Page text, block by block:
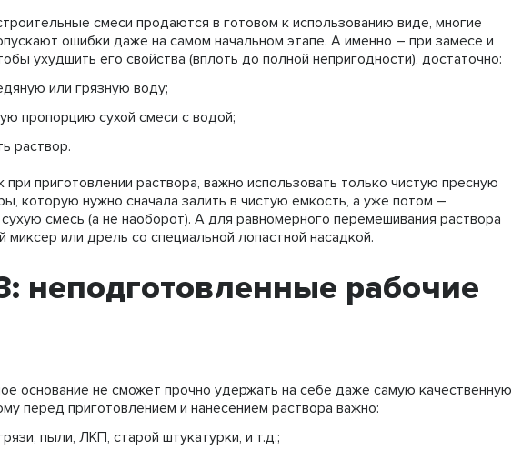
смеси продаются в готовом к использованию виде, многие
ошибки даже на самом начальном этапе. А именно – при замесе и
ухудшить его свойства (вплоть до полной непригодности), достаточно:
или грязную воду;
пропорцию сухой смеси с водой;
раствор.
приготовлении раствора, важно использовать только чистую пресную
которую нужно сначала залить в чистую емкость, а уже потом –
смесь (а не наоборот). А для равномерного перемешивания раствора
миксер или дрель со специальной лопастной насадкой.
рабочие
основание не сможет прочно удержать на себе даже самую качественную
перед приготовлением и нанесением раствора важно:
пыли, ЛКП, старой штукатурки, и т.д.;